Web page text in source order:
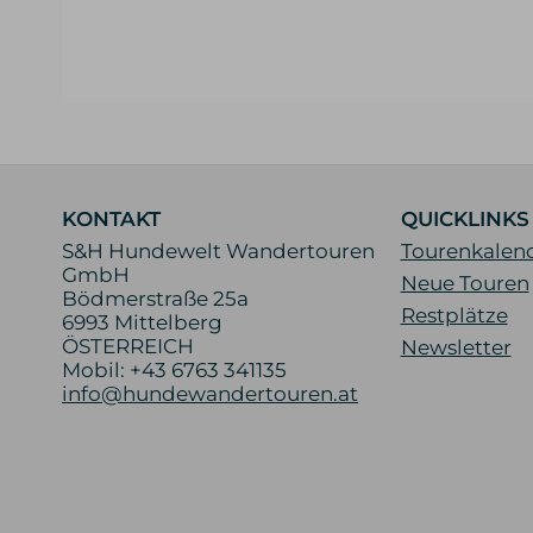
KONTAKT
S&H Hundewelt Wandertouren
GmbH
Bödmerstraße 25a
6993 Mittelberg
ÖSTERREICH
Mobil: +43 6763 341135
info@hundewandertouren.at
QUICKLINKS
Neue Touren
Restplätze
Newsletter